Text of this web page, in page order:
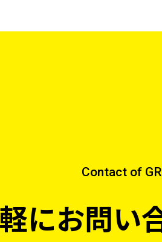
にお問い
Contact of